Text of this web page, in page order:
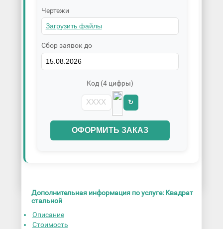
Чертежи
Сбор заявок до
Код (4 цифры)
↻
ОФОРМИТЬ ЗАКАЗ
Дополнительная информация по услуге: Квадрат
стальной
Описание
Стоимость